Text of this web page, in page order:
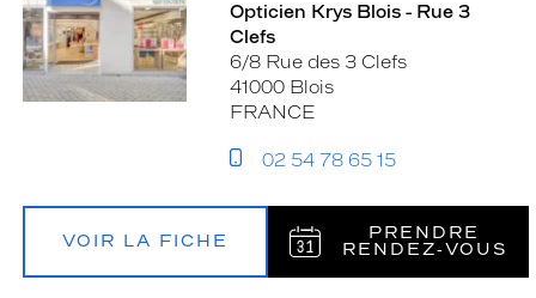
Opticien Krys Blois - Rue 3
Clefs
6/8 Rue des 3 Clefs
41000 Blois
FRANCE
02 54 78 65 15
VOIR LA FICHE
PRENDRE
RENDEZ‑VOUS